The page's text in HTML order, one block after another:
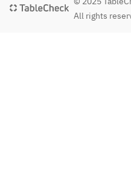
All rights